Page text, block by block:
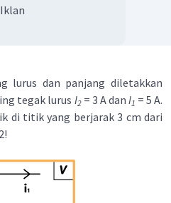
Iklan
lurus dan panjang diletakkan
tegak lurus I2= 3 A dan I1 = 5 A.
di titik yang berjarak 3 cm dari